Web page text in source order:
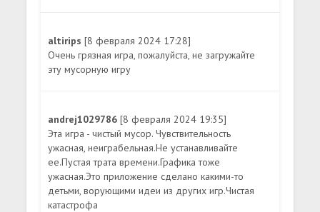
altirips[8 февраля 2024 17:28]
Очень грязная игра, пожалуйста, не загружайте
эту мусорную игру
andrej1029786[8 февраля 2024 19:35]
Эта игра - чистый мусор. Чувствительность
ужасная, неиграбельная.Не устанавливайте
ее.Пустая трата времени.Графика тоже
ужасная.Это приложение сделано какими-то
детьми, ворующими идеи из других игр.Чистая
катастрофа